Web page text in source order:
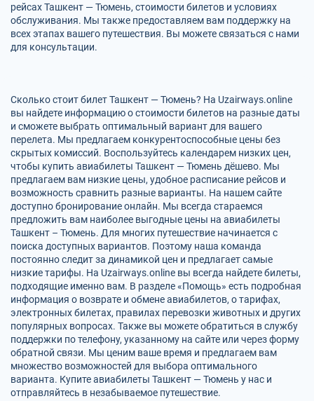
рейсах Ташкент — Тюмень, стоимости билетов и условиях
обслуживания. Мы также предоставляем вам поддержку на
всех этапах вашего путешествия. Вы можете связаться с нами
для консультации.
Сколько стоит билет Ташкент — Тюмень? На Uzairways.online
вы найдете информацию о стоимости билетов на разные даты
и сможете выбрать оптимальный вариант для вашего
перелета. Мы предлагаем конкурентоспособные цены без
скрытых комиссий. Воспользуйтесь календарем низких цен,
чтобы купить авиабилеты Ташкент — Тюмень дёшево. Мы
предлагаем вам низкие цены, удобное расписание рейсов и
возможность сравнить разные варианты. На нашем сайте
доступно бронирование онлайн. Мы всегда стараемся
предложить вам наиболее выгодные цены на авиабилеты
Ташкент – Тюмень. Для многих путешествие начинается с
поиска доступных вариантов. Поэтому наша команда
постоянно следит за динамикой цен и предлагает самые
низкие тарифы. На Uzairways.online вы всегда найдете билеты,
подходящие именно вам. В разделе «Помощь» есть подробная
информация о возврате и обмене авиабилетов, о тарифах,
электронных билетах, правилах перевозки животных и других
популярных вопросах. Также вы можете обратиться в службу
поддержки по телефону, указанному на сайте или через форму
обратной связи. Мы ценим ваше время и предлагаем вам
множество возможностей для выбора оптимального
варианта. Купите авиабилеты Ташкент — Тюмень у нас и
отправляйтесь в незабываемое путешествие.